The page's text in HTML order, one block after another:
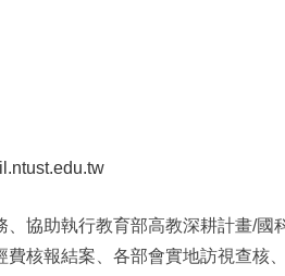
、協助執行教育部高教深耕計畫/國
費核報結案、各部會實地訪視查核